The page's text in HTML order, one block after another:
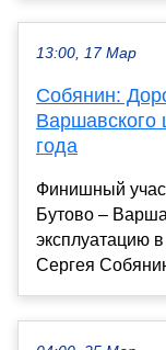
13:00, 17 Мар
Собянин:
Варшавского
года
Финишный
Бутово –
эксплуатацию
Сергея